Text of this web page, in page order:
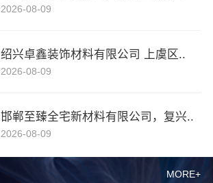
MORE+
2026-08-09
绍兴卓鑫装饰材料有限公司 上虞区..
2026-08-09
邯郸至臻全宅新材料有限公司，复兴..
2026-08-09